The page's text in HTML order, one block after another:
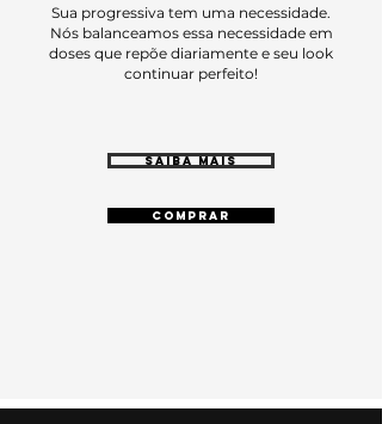
Sua progressiva tem uma necessidade.
Nós balanceamos essa necessidade em
doses que repõe diariamente e seu look
continuar perfeito!
SAIBA MAIS
COMPRAR